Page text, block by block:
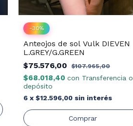
-30%
Anteojos de sol Vulk DIEVEN
L.GREY/G.GREEN
$75.576,00
$107.965,00
$68.018,40 con Transferencia o
depósito
6 x $12.596,00 sin interés